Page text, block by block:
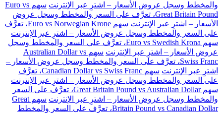
والمخطط وسجل عروض الأسعار – اشترِ عبر الإنترنت
سهم Euro vs
Great Britain Pound، تعرَّف على السعر والمخطط وسجل عروض
الأسعار – اشترِ عبر الإنترنت
سهم Euro vs Norwegian Krone، تعرَّف
على السعر والمخطط وسجل عروض الأسعار – اشترِ عبر الإنترنت
سهم Euro vs Swedish Krona، تعرَّف على السعر والمخطط وسجل
عروض الأسعار – اشترِ عبر الإنترنت
سهم Australian Dollar vs
Swiss Franc، تعرَّف على السعر والمخطط وسجل عروض الأسعار –
اشترِ عبر الإنترنت
سهم Canadian Dollar vs Swiss Franc، تعرَّف
على السعر والمخطط وسجل عروض الأسعار – اشترِ عبر الإنترنت
سهم Great Britain Pound vs Australian Dollar، تعرَّف على السعر
والمخطط وسجل عروض الأسعار – اشترِ عبر الإنترنت
سهم Great
Britain Pound vs Canadian Dollar، تعرَّف على السعر والمخطط